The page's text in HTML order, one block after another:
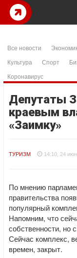
Все новости
Культура
Спорт
Коронавирус
Депутаты
краевым
«Заимку»
ТУРИЗМ 14:10, 24
По мнению
правительства
популярный
Напомним, что
собственности, но
Сейчас комплекс,
времен, закрыт.